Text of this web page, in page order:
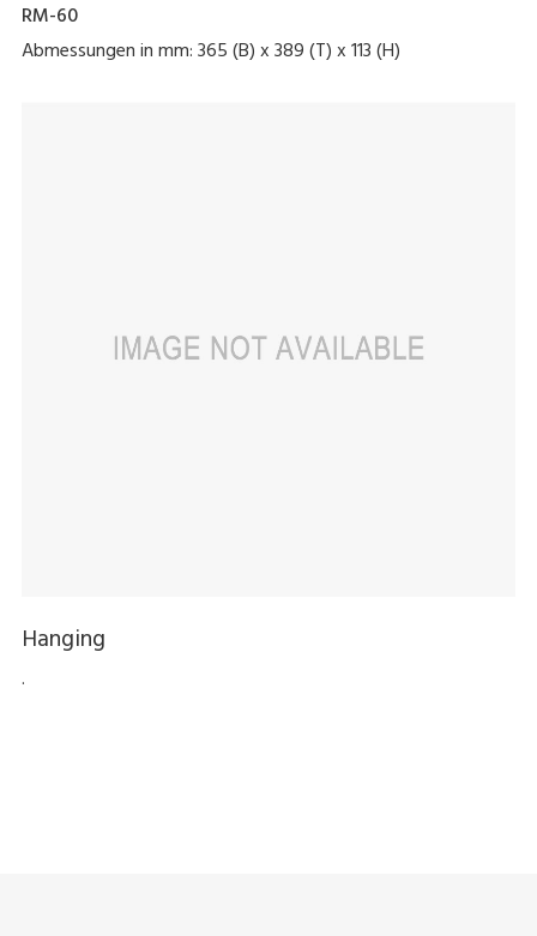
RM-60
Abmessungen in mm: 365 (B) x 389 (T) x 113 (H)
Hanging
.